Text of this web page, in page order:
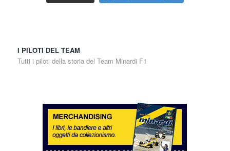
I PILOTI DEL TEAM
Tutti i piloti della storia del Team Minardi F1